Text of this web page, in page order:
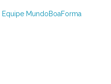
Equipe MundoBoaForma